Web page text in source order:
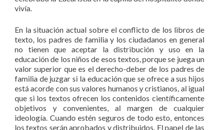
vivía.
En la situación actual sobre el conflicto de los libros de
texto, los padres de familia y los ciudadanos en general
no tienen que aceptar la distribución y uso en la
educación de los niños de esos textos, porque se juega un
valor superior que es el derecho-deber de los padres de
familia de juzgar si la educación que se ofrece a sus hijos
está acorde con sus valores humanos y cristianos, al igual
que si los textos ofrecen los contenidos científicamente
objetivos y convenientes, al margen de cualquier
ideología. Cuando estén seguros de todo esto, entonces
los textos serán aprobados y distribuidos. El papel de las